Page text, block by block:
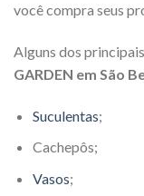
você compra seus
Alguns dos
GARDEN em São
Suculentas;
Cachepôs;
Vasos;